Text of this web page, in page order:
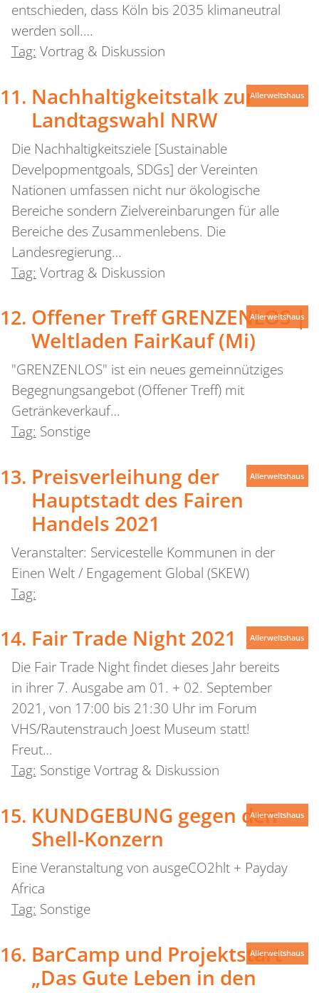
entschieden, dass Köln bis 2035 klimaneutral
werden soll.…
Tag: Vortrag & Diskussion
Nachhaltigkeitstalk zur
Landtagswahl NRW
Die Nachhaltigkeitsziele [Sustainable
Develpopmentgoals, SDGs] der Vereinten
Nationen umfassen nicht nur ökologische
Bereiche sondern Zielvereinbarungen für alle
Bereiche des Zusammenlebens. Die
Landesregierung…
Tag: Vortrag & Diskussion
Allerweltshaus
Offener Treff GRENZENLOS |
Weltladen FairKauf (Mi)
"GRENZENLOS" ist ein neues gemeinnütziges
Begegnungsangebot (Offener Treff) mit
Getränkeverkauf…
Tag: Sonstige
Allerweltshaus
Preisverleihung der
Hauptstadt des Fairen
Handels 2021
Veranstalter: Servicestelle Kommunen in der
Einen Welt / Engagement Global (SKEW)
Tag:
Allerweltshaus
Fair Trade Night 2021
Die Fair Trade Night findet dieses Jahr bereits
in ihrer 7. Ausgabe am 01. + 02. September
2021, von 17:00 bis 21:30 Uhr im Forum
VHS/Rautenstrauch Joest Museum statt!
Freut…
Tag: Sonstige Vortrag & Diskussion
Allerweltshaus
KUNDGEBUNG gegen den
Shell-Konzern
Eine Veranstaltung von ausgeCO2hlt + Payday
Africa
Tag: Sonstige
Allerweltshaus
BarCamp und Projektstart
„Das Gute Leben in den
Allerweltshaus